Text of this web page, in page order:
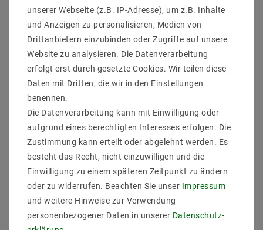
[Paket] LED
Hallenstrahler mit
Reflektor (PC) 200W
Weiß IP65 60° 0-10V
Dimmbar
UVP 326,39 €
326,39 €
Artikel anzeigen
[Paket] LED
Hallenstrahler mit
Reflektor (PC) 200W
Neutralweiß IP65 60° 0-
10V Dimmbar
UVP 326,39 €
326,39 €
Artikel anzeigen
unserer Webseite (z.B. IP-Adresse), um z.B. Inhalte
und Anzeigen zu personalisieren, Medien von
Drittanbietern einzubinden oder Zugriffe auf unsere
Website zu analysieren. Die Datenverarbeitung
erfolgt erst durch gesetzte Cookies. Wir teilen diese
Daten mit Dritten, die wir in den Einstellungen
benennen.
Die Datenverarbeitung kann mit Einwilligung oder
aufgrund eines berechtigten Interesses erfolgen. Die
Zustimmung kann erteilt oder abgelehnt werden. Es
besteht das Recht, nicht einzuwilligen und die
Einwilligung zu einem späteren Zeitpunkt zu ändern
oder zu widerrufen. Beachten Sie unser Impressum
und weitere Hinweise zur Verwendung
personenbezogener Daten in unserer Daten­schutz­